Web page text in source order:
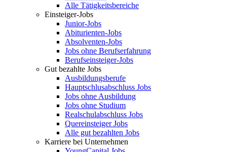
Alle Tätigkeitsbereiche
Einsteiger-Jobs
Junior-Jobs
Abiturienten-Jobs
Absolventen-Jobs
Jobs ohne Berufserfahrung
Berufseinsteiger-Jobs
Gut bezahlte Jobs
Ausbildungsberufe
Hauptschlusabschluss Jobs
Jobs ohne Ausbildung
Jobs ohne Studium
Realschulabschluss Jobs
Quereinsteiger Jobs
Alle gut bezahlten Jobs
Karriere bei Unternehmen